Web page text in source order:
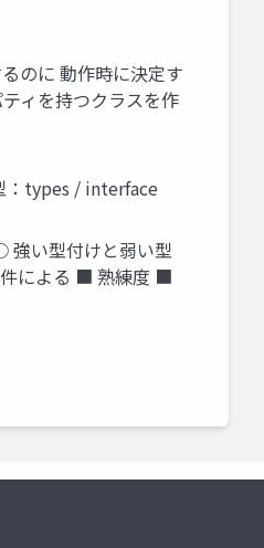
のに 動作時に決定す
ィを持つクラスを作
：types / interface
強い型付けと弱い型
件による ■ 熟練度 ■